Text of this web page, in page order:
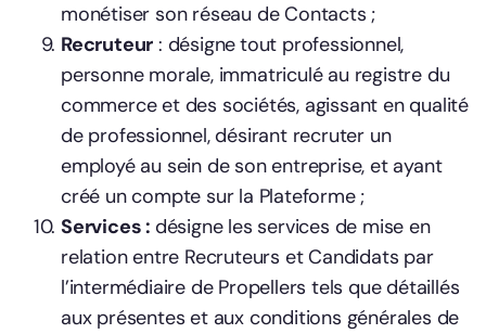
monétiser son réseau de Contacts ;
Recruteur : désignetout professionnel,
personne morale, immatriculé au registre du
commerce et des sociétés, agissant en qualité
de professionnel, désirant recruter un
employé au sein de son entreprise, et ayant
créé un compte sur la Plateforme ;
Services : désigne les services de mise en
relation entre Recruteurs et Candidats par
l’intermédiaire de Propellers tels que détaillés
aux présentes et aux conditions générales de